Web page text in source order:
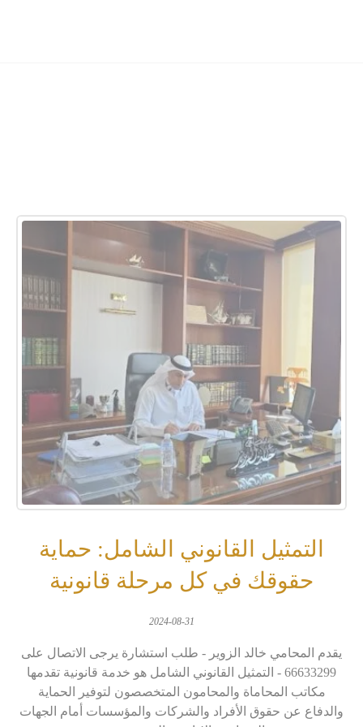
التمثيل القانوني الشامل: حماية
حقوقك في كل مرحلة قانونية
2024-08-31
يقدم المحامي خالد الزوير - طلب استشارة يرجى الاتصال على
66633299 - التمثيل القانوني الشامل هو خدمة قانونية تقدمها
مكاتب المحاماة والمحامون المتخصصون لتوفير الحماية
والدفاع عن حقوق الأفراد والشركات والمؤسسات أمام الجهات